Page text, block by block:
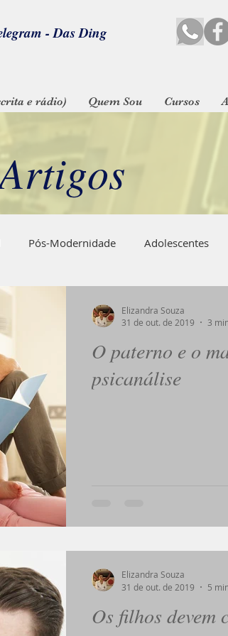
- Das Ding
e rádio) Quem Sou Cursos
Pós-Modernidade Adolescentes
Crime Passional Psicanálise
Gestão de Pessoas
Erotomania
O paterno e o
psicanálise
Elizandra Souza
31 de out. de 2019
3
Os filhos devem
Elizandra Souza
31 de out. de 2019
5